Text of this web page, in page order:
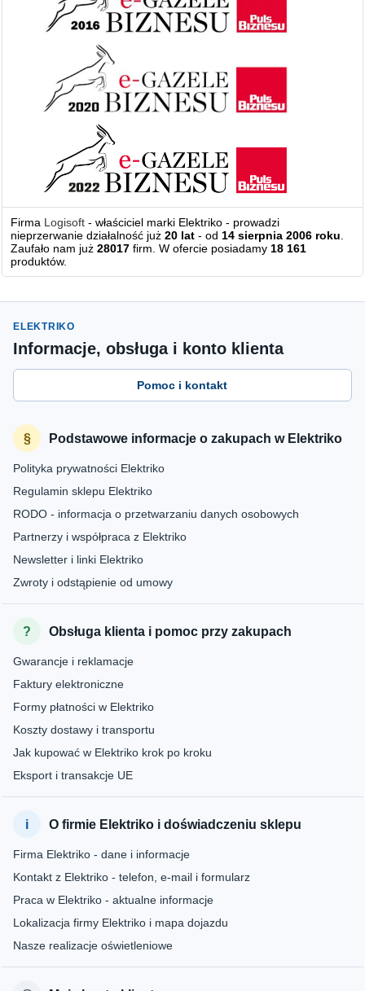
Firma Logisoft - właściciel marki Elektriko - prowadzi
nieprzerwanie działalność już20 lat - od14 sierpnia 2006 roku.
Zaufało nam już28017 firm. W ofercie posiadamy18 161
produktów.
ELEKTRIKO
Informacje, obsługa i konto klienta
Pomoc i kontakt
Podstawowe informacje o zakupach w Elektriko
Polityka prywatności Elektriko
Regulamin sklepu Elektriko
RODO - informacja o przetwarzaniu danych osobowych
Partnerzy i współpraca z Elektriko
Newsletter i linki Elektriko
Zwroty i odstąpienie od umowy
Obsługa klienta i pomoc przy zakupach
Gwarancje i reklamacje
Faktury elektroniczne
Formy płatności w Elektriko
Koszty dostawy i transportu
Jak kupować w Elektriko krok po kroku
Eksport i transakcje UE
O firmie Elektriko i doświadczeniu sklepu
Firma Elektriko - dane i informacje
Kontakt z Elektriko - telefon, e-mail i formularz
Praca w Elektriko - aktualne informacje
Lokalizacja firmy Elektriko i mapa dojazdu
Nasze realizacje oświetleniowe